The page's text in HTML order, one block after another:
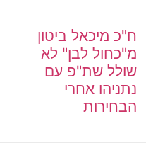
ח"כ מיכאל ביטון
מ"כחול לבן" לא
שולל שת"פ עם
נתניהו אחרי
הבחירות